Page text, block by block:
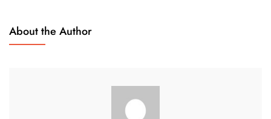
About the Author